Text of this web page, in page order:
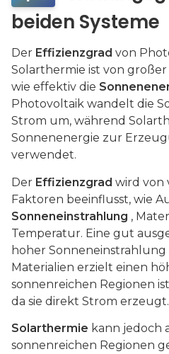
beiden Systeme
Der Effizienzgrad von
Solarthermie ist von
wie effektiv die
Photovoltaik wandelt die
Strom um, während
Sonnenenergie zur
verwendet.
Der Effizienzgrad wird von
Faktoren beeinflusst, wie
Sonneneinstrahlung ,
Temperatur. Eine gut
hoher
Materialien erzielt einen
sonnenreichen Regionen
da sie direkt Strom erzeugt.
Solarthermie kann jedoch
sonnenreichen Regionen